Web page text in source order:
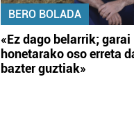
BERO BOLADA
«Ez dago belarrik; garai
honetarako oso erreta
bazter guztiak»